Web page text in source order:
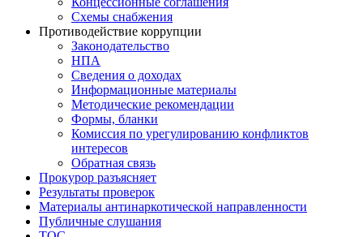
Схемы снабжения
Противодействие коррупции
Законодательство
НПА
Сведения о доходах
Информационные материалы
Методические рекомендации
Формы, бланки
Комиссия по урегулированию конфликтов
интересов
Обратная связь
Прокурор разъясняет
Результаты проверок
Материалы антинаркотической направленности
Публичные слушания